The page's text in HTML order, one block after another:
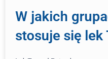
W jakich
stosuje się lek